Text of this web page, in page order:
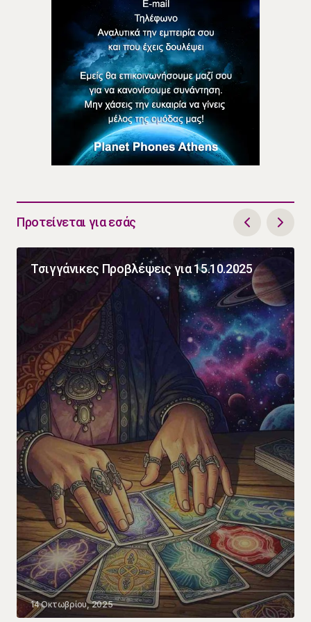
Προτείνεται για εσάς
Τσιγγάνικες Προβλέψεις για 15.10.2025
14 Οκτωβρίου, 2025